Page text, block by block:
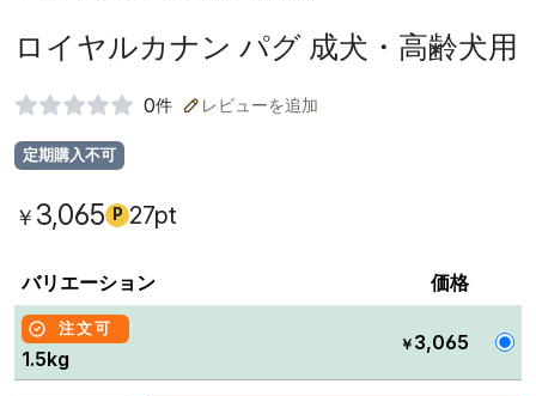
ロイヤルカナン パグ 成犬・高齢犬用
0件 レビューを追加
定期購入不可
￥ 3,065 P 27pt
バリエーション 価格
注文可
1.5kg
￥ 3,065